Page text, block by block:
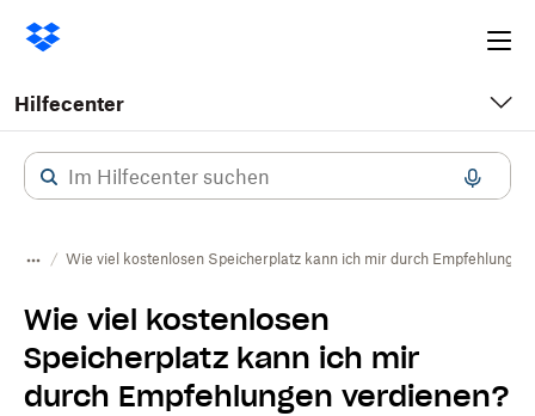
Hilfecenter
Wie viel kostenlosen Speicherplatz kann ich mir durch Empfehlungen
Wie viel kostenlosen
Speicherplatz kann ich mir
durch Empfehlungen verdienen?